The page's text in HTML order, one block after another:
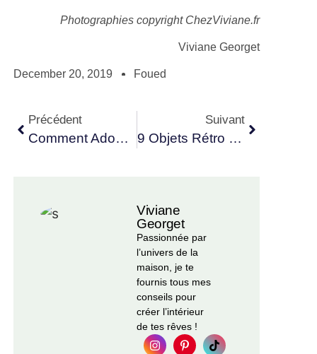
Photographies copyright ChezViviane.fr
Viviane Georget
December 20, 2019 Foued
Précédent
Comment Adopter La Guirlande De Noël Zéro Déchet ?
Suivant
9 Objets Rétro À Intégrer Dans Une Décoration Vintage
Viviane
Georget
Passionnée par
l’univers de la
maison, je te
fournis tous mes
conseils pour
créer l’intérieur
de tes rêves !